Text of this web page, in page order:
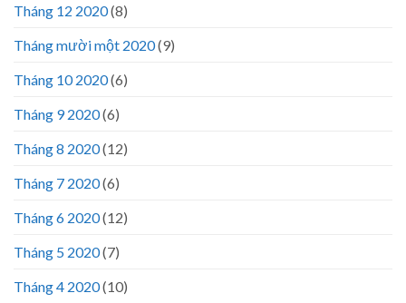
Tháng 12 2020(8)
Tháng mười một 2020(9)
Tháng 10 2020(6)
Tháng 9 2020(6)
Tháng 8 2020(12)
Tháng 7 2020(6)
Tháng 6 2020(12)
Tháng 5 2020(7)
Tháng 4 2020(10)